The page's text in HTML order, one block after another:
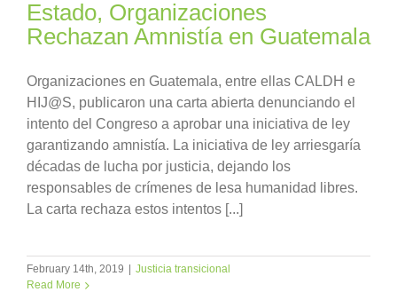
Estado, Organizaciones
Rechazan Amnistía en Guatemala
Organizaciones en Guatemala, entre ellas CALDH e
HIJ@S, publicaron una carta abierta denunciando el
intento del Congreso a aprobar una iniciativa de ley
garantizando amnistía. La iniciativa de ley arriesgaría
décadas de lucha por justicia, dejando los
responsables de crímenes de lesa humanidad libres.
La carta rechaza estos intentos [...]
February 14th, 2019 | Justicia transicional
Read More